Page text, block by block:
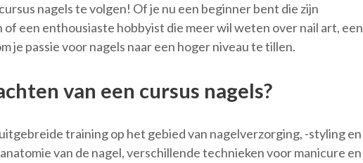
nagels te volgen! Of je nu een beginner bent die zijn
een enthousiaste hobbyist die meer wil weten over nail art, een
je passie voor nagels naar een hoger niveau te tillen.
van een cursus nagels?
training op het gebied van nagelverzorging, -styling en
van de nagel, verschillende technieken voor manicure en